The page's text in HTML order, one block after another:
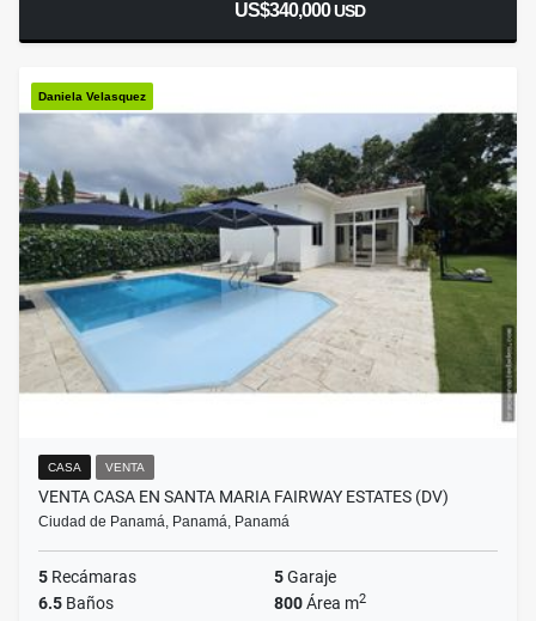
US$340,000USD
Daniela Velasquez
CASA VENTA
VENTA CASA EN SANTA MARIA FAIRWAY ESTATES (DV)
Ciudad de Panamá, Panamá, Panamá
5 Recámaras 5Garaje
6.5 Baños 800Área m2